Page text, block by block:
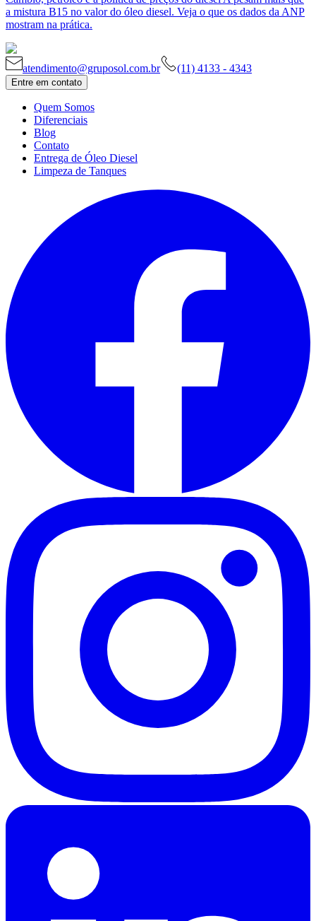
a mistura B15 no valor do óleo diesel. Veja o que os dados da ANP
mostram na prática.
atendimento@gruposol.com.br (11) 4133 - 4343
Entre em contato
Quem Somos
Diferenciais
Blog
Contato
Entrega de Óleo Diesel
Limpeza de Tanques